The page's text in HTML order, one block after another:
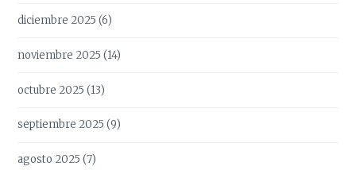
diciembre 2025 (6)
noviembre 2025 (14)
octubre 2025 (13)
septiembre 2025 (9)
agosto 2025 (7)